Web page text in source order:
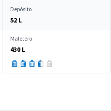
Depósito
52 L
Maletero
430 L